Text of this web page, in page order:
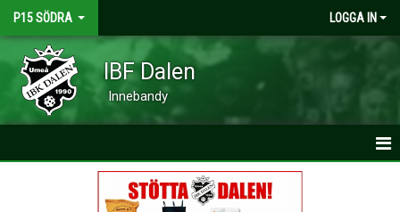
P15 SÖDRA LOGGA IN
IBF Dalen
Innebandy